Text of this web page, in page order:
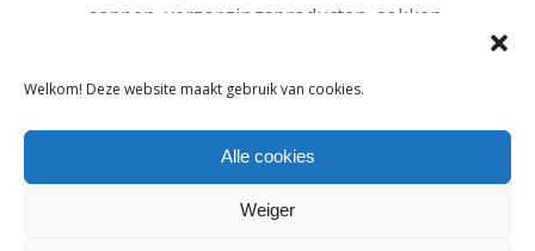
Welkom! Deze website maakt gebruik van cookies.
Alle cookies
Weiger
sappen, verzorgingsproducten, sokken,
Historie
Lief! Lifestyle wordt in 2005 opgericht
door Yvonne Woudstra. Het
lifestylemerk is een succes en ligt al